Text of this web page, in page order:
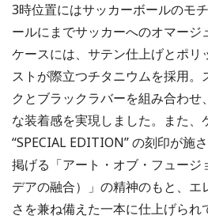
3時位置にはサッカーボールのモ
ールにまでサッカーへのオマージ
ケースには、サテン仕上げとポリ
ストが際立つチタニウムを採用。
クとブラックラバーを組み合わ
な装着感を実現しました。また、
“SPECIAL EDITION” の刻印が施
掲げる「アート・オブ・フュージ
デアの融合）」の精神のもと、エ
さを兼ね備えた一本に仕上げられ